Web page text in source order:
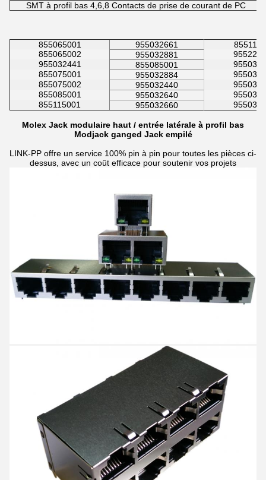
SMT à profil bas 4,6,8 Contacts de prise de courant de PC
855065001 955032661
855065002
955032881
955032441
855085001
855075001
955032884
855075002
955032440
855085001
955032640
855115001
955032660
Molex Jack modulaire haut / entrée latérale à profil bas
Modjack ganged Jack empilé
LINK-PP offre un service 100% pin à pin pour toutes les pièces ci-
dessus, avec un coût efficace pour soutenir vos projets